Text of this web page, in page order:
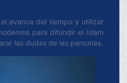
avance del tiempo y utilizar
para difundir el Islam
las dudas de las personas.